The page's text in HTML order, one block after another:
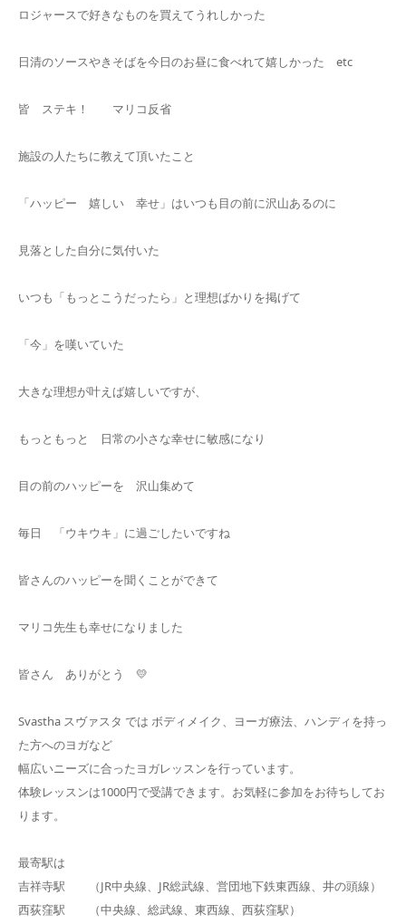
ロジャースで好きなものを買えてうれしかった
日清のソースやきそばを今日のお昼に食べれて嬉しかった etc
皆 ステキ！ マリコ反省
施設の人たちに教えて頂いたこと
「ハッピー 嬉しい 幸せ」はいつも目の前に沢山あるのに
見落とした自分に気付いた
いつも「もっとこうだったら」と理想ばかりを掲げて
「今」を嘆いていた
大きな理想が叶えば嬉しいですが、
もっともっと 日常の小さな幸せに敏感になり
目の前のハッピーを 沢山集めて
毎日 「ウキウキ」に過ごしたいですね
皆さんのハッピーを聞くことができて
マリコ先生も幸せになりました
皆さん ありがとう 💛
Svastha スヴァスタ では ボディメイク、ヨーガ療法、ハンディを持っ
た方へのヨガなど
幅広いニーズに合ったヨガレッスンを行っています。
体験レッスンは1000円で受講できます。お気軽に参加をお待ちしてお
ります。
最寄駅は
吉祥寺駅 （JR中央線、JR総武線、営団地下鉄東西線、井の頭線）
西荻窪駅 （中央線、総武線、東西線、西荻窪駅）